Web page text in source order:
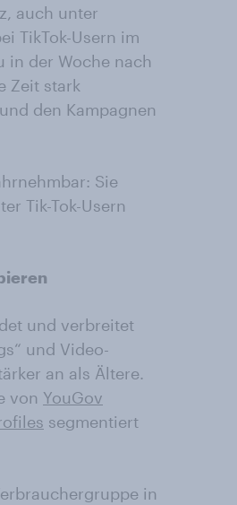
auch unter
TikTok-Usern im
in der Woche nach
Zeit stark
den Kampagnen
Sie
Tik-Tok-Usern
und verbreitet
und Video-
an als Ältere.
von YouGov
segmentiert
in